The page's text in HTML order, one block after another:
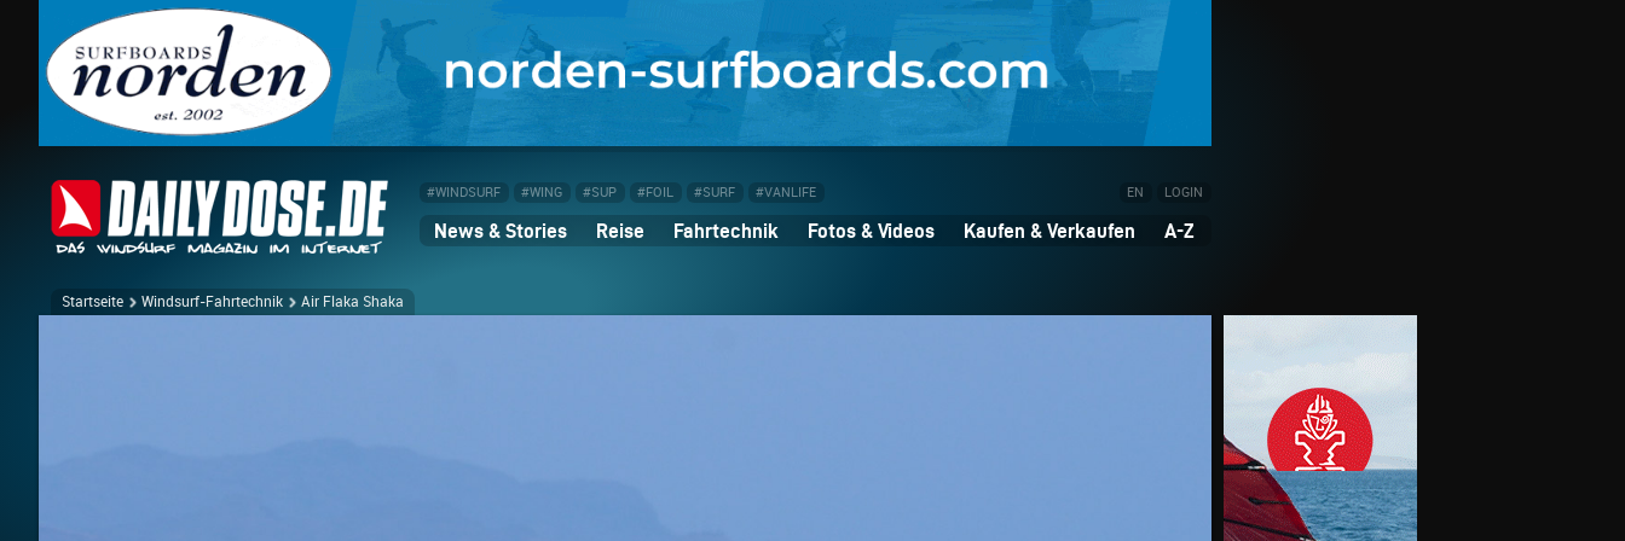
#WINDSURF #WING #SUP #FOIL #SURF #VANLIFE EN LOGIN
News & Stories Reise Fahrtechnik Fotos & Videos Kaufen & Verkaufen A-Z
Startseite Windsurf-Fahrtechnik Air Flaka Shaka